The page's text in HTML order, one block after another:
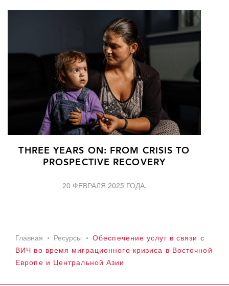
THREE YEARS ON: FROM CRISIS TO
PROSPECTIVE RECOVERY
20 ФЕВРАЛЯ 2025 ГОДА.
Главная Ресурсы
Обеспечение услуг в связи с
ВИЧ во время миграционного кризиса в Восточной
Европе и Центральной Азии